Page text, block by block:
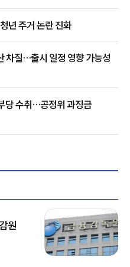
년 주거 논란 진화
차질…출시 일정 영향 가능성
당 수취…공정위 과징금
원